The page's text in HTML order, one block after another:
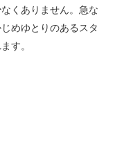
くありません。急な
めゆとりのあるスタ
す。